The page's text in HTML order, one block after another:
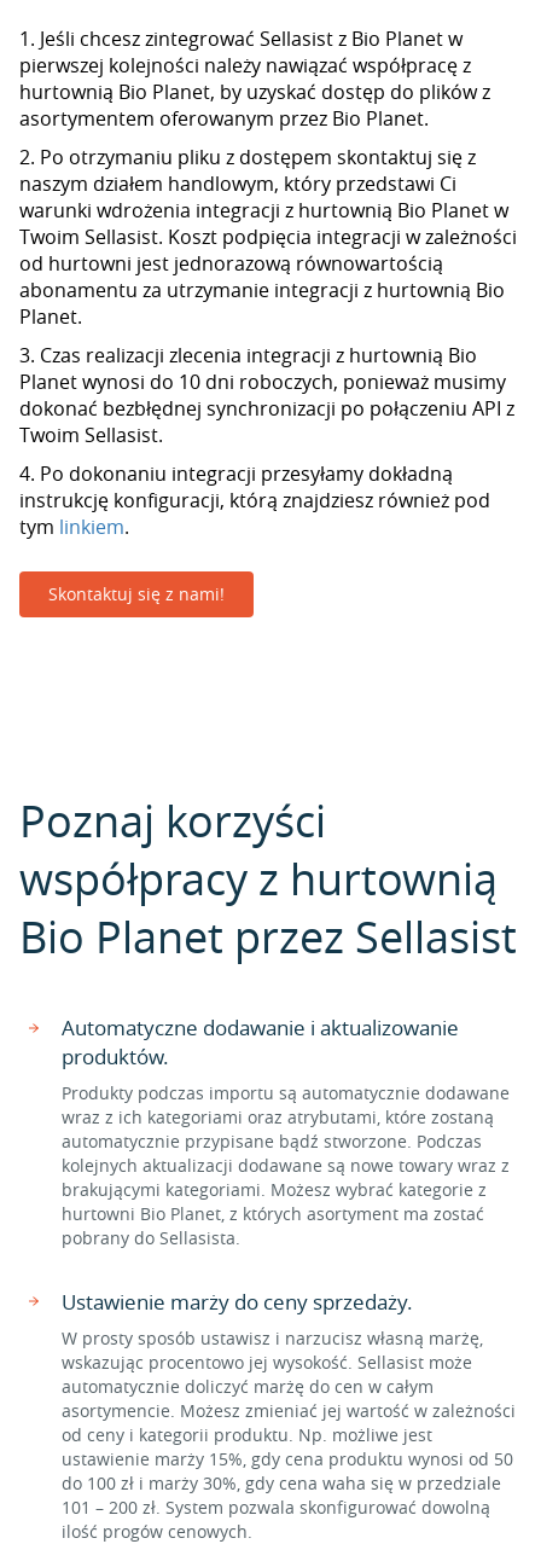
1. Jeśli chcesz zintegrować Sellasist z Bio Planet w
pierwszej kolejności należy nawiązać współpracę z
hurtownią Bio Planet, by uzyskać dostęp do plików z
asortymentem oferowanym przez Bio Planet.
2. Po otrzymaniu pliku z dostępem skontaktuj się z
naszym działem handlowym, który przedstawi Ci
warunki wdrożenia integracji z hurtownią Bio Planet w
Twoim Sellasist. Koszt podpięcia integracji w zależności
od hurtowni jest jednorazową równowartością
abonamentu za utrzymanie integracji z hurtownią Bio
Planet.
3. Czas realizacji zlecenia integracji z hurtownią Bio
Planet wynosi do 10 dni roboczych, ponieważ musimy
dokonać bezbłędnej synchronizacji po połączeniu API z
Twoim Sellasist.
4. Po dokonaniu integracji przesyłamy dokładną
instrukcję konfiguracji, którą znajdziesz również pod
tym linkiem.
Skontaktuj się z nami!
Poznaj korzyści
współpracy z hurtownią
Bio Planet przez Sellasist
Automatyczne dodawanie i aktualizowanie
produktów.
Produkty podczas importu są automatycznie dodawane
wraz z ich kategoriami oraz atrybutami, które zostaną
automatycznie przypisane bądź stworzone. Podczas
kolejnych aktualizacji dodawane są nowe towary wraz z
brakującymi kategoriami. Możesz wybrać kategorie z
hurtowni Bio Planet, z których asortyment ma zostać
pobrany do Sellasista.
Ustawienie marży do ceny sprzedaży.
W prosty sposób ustawisz i narzucisz własną marżę,
wskazując procentowo jej wysokość. Sellasist może
automatycznie doliczyć marżę do cen w całym
asortymencie. Możesz zmieniać jej wartość w zależności
od ceny i kategorii produktu. Np. możliwe jest
ustawienie marży 15%, gdy cena produktu wynosi od 50
do 100 zł i marży 30%, gdy cena waha się w przedziale
101 – 200 zł. System pozwala skonfigurować dowolną
ilość progów cenowych.